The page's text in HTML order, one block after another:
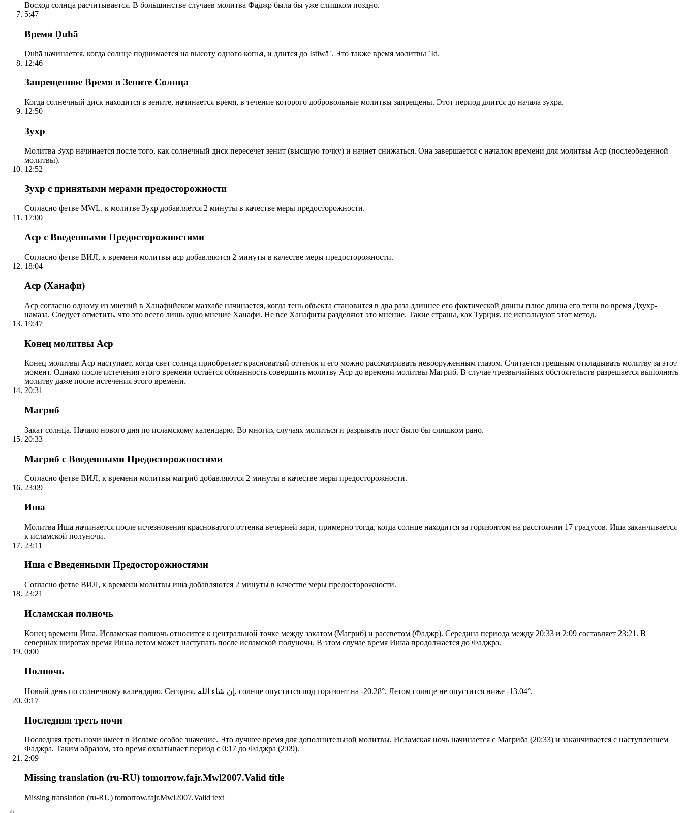
Восход солнца расчитывается. В большинстве случаев молитва Фаджр была бы уже слишком поздно.
5:47
Время Ḍuhā
Ḍuhā начинается, когда солнце поднимается на высоту одного копья, и длится до Istiwāʾ. Это также время молитвы ʿĪd.
12:46
Запрещенное Время в Зените Солнца
Когда солнечный диск находится в зените, начинается время, в течение которого добровольные молитвы запрещены. Этот период длится до начала зухра.
12:50
Зухр
Молитва Зухр начинается после того, как солнечный диск пересечет зенит (высшую точку) и начнет снижаться. Она завершается с началом времени для молитвы Аср (послеобеденной
молитвы).
12:52
Зухр с принятыми мерами предосторожности
Согласно фетве MWL, к молитве Зухр добавляется 2 минуты в качестве меры предосторожности.
17:00
Аср с Введенными Предосторожностями
Согласно фетве ВИЛ, к времени молитвы аср добавляются 2 минуты в качестве меры предосторожности.
18:04
Аср (Ханафи)
Аср согласно одному из мнений в Ханафийском мазхабе начинается, когда тень объекта становится в два раза длиннее его фактической длины плюс длина его тени во время Дхухр-
намаза. Следует отметить, что это всего лишь одно мнение Ханафи. Не все Ханафиты разделяют это мнение. Такие страны, как Турция, не используют этот метод.
19:47
Конец молитвы Аср
Конец молитвы Аср наступает, когда свет солнца приобретает красноватый оттенок и его можно рассматривать невооруженным глазом. Считается грешным откладывать молитву за этот
момент. Однако после истечения этого времени остаётся обязанность совершить молитву Аср до времени молитвы Магриб. В случае чрезвычайных обстоятельств разрешается выполнять
молитву даже после истечения этого времени.
20:31
Магриб
Закат солнца. Начало нового дня по исламскому календарю. Во многих случаях молиться и разрывать пост было бы слишком рано.
20:33
Магриб с Введенными Предосторожностями
Согласно фетве ВИЛ, к времени молитвы магриб добавляются 2 минуты в качестве меры предосторожности.
23:09
Иша
Молитва Иша начинается после исчезновения красноватого оттенка вечерней зари, примерно тогда, когда солнце находится за горизонтом на расстоянии 17 градусов. Иша заканчивается
к исламской полуночи.
23:11
Иша с Введенными Предосторожностями
Согласно фетве ВИЛ, к времени молитвы иша добавляются 2 минуты в качестве меры предосторожности.
23:21
Исламская полночь
Конец времени Иша. Исламская полночь относится к центральной точке между закатом (Магриб) и рассветом (Фаджр). Середина периода между 20:33 и 2:09 составляет 23:21. В
северных широтах время Ишаа летом может наступать после исламской полуночи. В этом случае время Ишаа продолжается до Фаджра.
0:00
Полночь
Новый день по солнечному календарю. Сегодня, إن شاء الله, солнце опустится под горизонт на -20.28°. Летом солнце не опустится ниже -13.04°.
0:17
Последняя треть ночи
Последняя треть ночи имеет в Исламе особое значение. Это лучшее время для дополнительной молитвы. Исламская ночь начинается с Магриба (20:33) и заканчивается с наступлением
Фаджра. Таким образом, это время охватывает период с 0:17 до Фаджра (2:09).
2:09
Missing translation (ru-RU) tomorrow.fajr.Mwl2007.Valid title
Missing translation (ru-RU) tomorrow.fajr.Mwl2007.Valid text